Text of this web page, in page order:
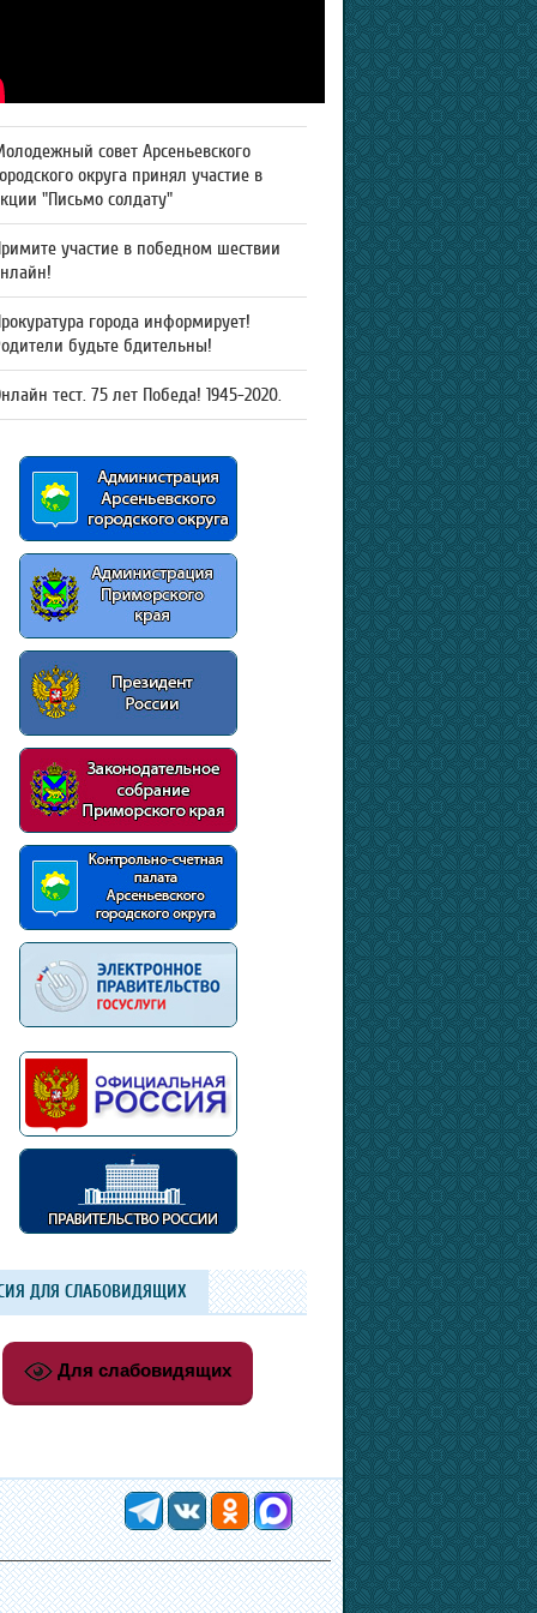
совет Арсеньевского
округа принял участие в
"Письмо солдату"
участие в победном шествии
города информирует!
будьте бдительны!
тест. 75 лет Победа! 1945-2020.
ДЛЯ СЛАБОВИДЯЩИХ
Для слабовидящих